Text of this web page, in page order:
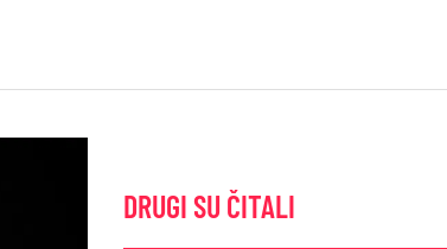
DRUGI SU ČITALI